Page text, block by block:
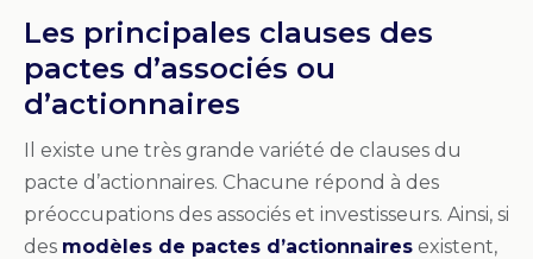
Les principales clauses des
pactes d’associés ou
d’actionnaires
Il existe une très grande variété de clauses du
pacte d’actionnaires. Chacune répond à des
préoccupations des associés et investisseurs. Ainsi, si
des modèles de pactes d’actionnaires existent,